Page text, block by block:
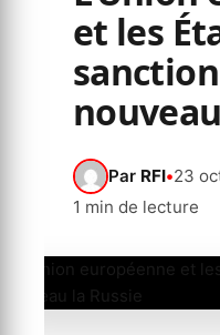
et les
Par RFI•23
1 min de lecture